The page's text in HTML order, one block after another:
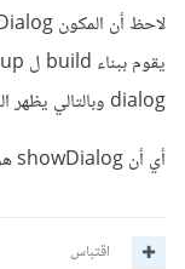
dialog وبالتالي يظهر المكون بشكل صحيح.
أي أن showDialog هو من ضيف alertDialog للصفحة الحالية.
اقتباس